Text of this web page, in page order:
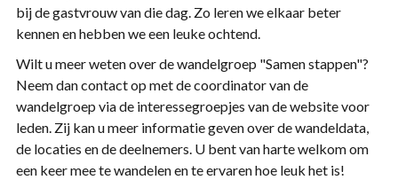
bij de gastvrouw van die dag. Zo leren we elkaar beter
kennen en hebben we een leuke ochtend.
Wilt u meer weten over de wandelgroep "Samen stappen"?
Neem dan contact op met de coordinator van de
wandelgroep via de interessegroepjes van de website voor
leden. Zij kan u meer informatie geven over de wandeldata,
de locaties en de deelnemers. U bent van harte welkom om
een keer mee te wandelen en te ervaren hoe leuk het is!